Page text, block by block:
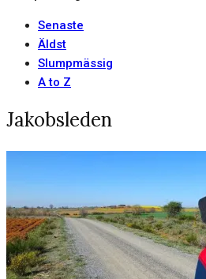
Senaste
Äldst
Slumpmässig
A to Z
Jakobsleden